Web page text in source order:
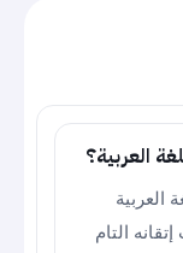
العربية؟
العربية
التام